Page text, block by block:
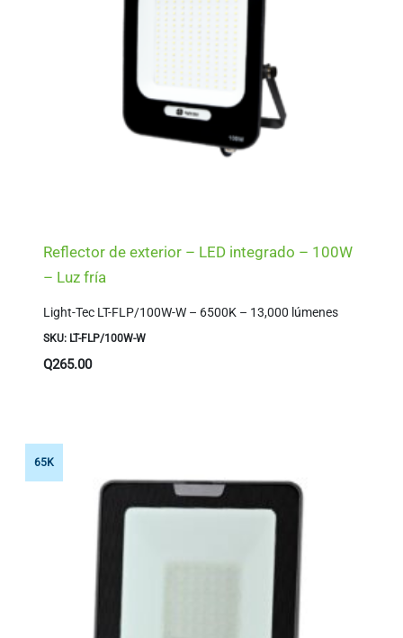
Reflector de exterior – LED integrado – 100W
– Luz fría
Light-Tec LT-FLP/100W-W – 6500K – 13,000 lúmenes
SKU: LT-FLP/100W-W
Q265.00
65K